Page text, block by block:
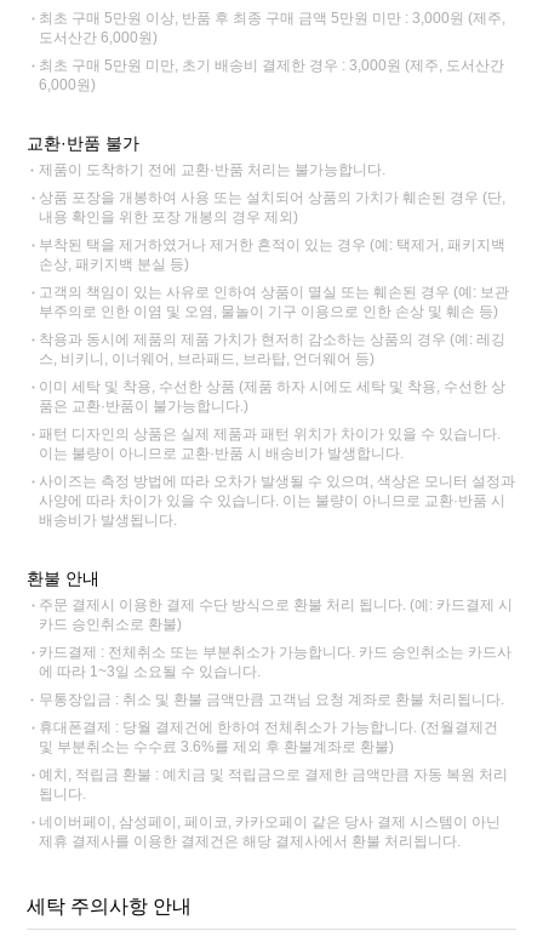
최초 구매 5만원 이상, 반품 후 최종 구매 금액 5만원 미만 : 3,000원 (제주,
도서산간 6,000원)
최초 구매 5만원 미만, 초기 배송비 결제한 경우 : 3,000원 (제주, 도서산간
6,000원)
교환·반품 불가
제품이 도착하기 전에 교환·반품 처리는 불가능합니다.
상품 포장을 개봉하여 사용 또는 설치되어 상품의 가치가 훼손된 경우 (단,
내용 확인을 위한 포장 개봉의 경우 제외)
부착된 택을 제거하였거나 제거한 흔적이 있는 경우 (예: 택제거, 패키지백
손상, 패키지백 분실 등)
고객의 책임이 있는 사유로 인하여 상품이 멸실 또는 훼손된 경우 (예: 보관
부주의로 인한 이염 및 오염, 물놀이 기구 이용으로 인한 손상 및 훼손 등)
착용과 동시에 제품의 제품 가치가 현저히 감소하는 상품의 경우 (예: 레깅
스, 비키니, 이너웨어, 브라패드, 브라탑, 언더웨어 등)
이미 세탁 및 착용, 수선한 상품 (제품 하자 시에도 세탁 및 착용, 수선한 상
품은 교환·반품이 불가능합니다.)
패턴 디자인의 상품은 실제 제품과 패턴 위치가 차이가 있을 수 있습니다.
이는 불량이 아니므로 교환·반품 시 배송비가 발생합니다.
사이즈는 측정 방법에 따라 오차가 발생될 수 있으며, 색상은 모니터 설정과
사양에 따라 차이가 있을 수 있습니다. 이는 불량이 아니므로 교환·반품 시
배송비가 발생됩니다.
환불 안내
주문 결제시 이용한 결제 수단 방식으로 환불 처리 됩니다. (예: 카드결제 시
카드 승인취소로 환불)
카드결제 : 전체취소 또는 부분취소가 가능합니다. 카드 승인취소는 카드사
에 따라 1~3일 소요될 수 있습니다.
무통장입금 : 취소 및 환불 금액만큼 고객님 요청 계좌로 환불 처리됩니다.
휴대폰결제 : 당월 결제건에 한하여 전체취소가 가능합니다. (전월결제건
및 부분취소는 수수료 3.6%를 제외 후 환불계좌로 환불)
예치, 적립금 환불 : 예치금 및 적립금으로 결제한 금액만큼 자동 복원 처리
됩니다.
네이버페이, 삼성페이, 페이코, 카카오페이 같은 당사 결제 시스템이 아닌
제휴 결제사를 이용한 결제건은 해당 결제사에서 환불 처리됩니다.
세탁 주의사항 안내